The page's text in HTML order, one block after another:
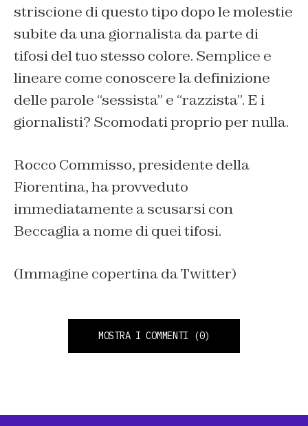
striscione di questo tipo dopo le molestie
subite da una giornalista da parte di
tifosi del tuo stesso colore. Semplice e
lineare come conoscere la definizione
delle parole “sessista” e “razzista”. E i
giornalisti? Scomodati proprio per nulla.
Rocco Commisso, presidente della
Fiorentina, ha provveduto
immediatamente a scusarsi con
Beccaglia a nome di quei tifosi.
(Immagine copertina da Twitter)
MOSTRA I COMMENTI (0)